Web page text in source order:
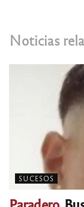
Noticias
SUCESOS